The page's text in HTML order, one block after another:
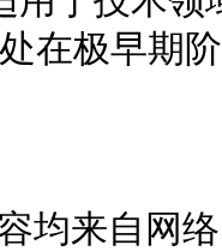
在极早期
均来自网